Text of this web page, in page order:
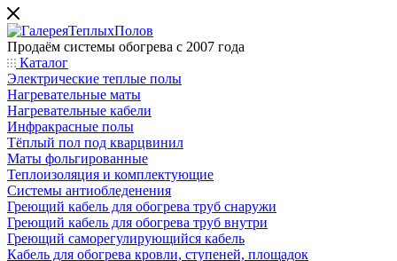
Продаём системы обогрева с 2007 года
Каталог
Электрические теплые полы
Нагревательные маты
Нагревательные кабели
Инфракрасные полы
Тёплый пол под кварцвинил
Маты фольгированные
Теплоизоляция и комплектующие
Системы антиобледенения
Греющий кабель для обогрева труб снаружи
Греющий кабель для обогрева труб внутри
Греющий саморегулирующийся кабель
Кабель для обогрева кровли, ступеней, площадок